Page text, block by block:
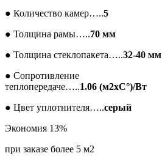
● Количество камер…..5
● Толщина рамы…..70 мм
● Толщина стеклопакета…..32-40 мм
● Сопротивление
теплопередаче…..1.06 (м2xC°)/Вт
● Цвет уплотнителя…..серый
Экономия 13%
при заказе более 5 м2